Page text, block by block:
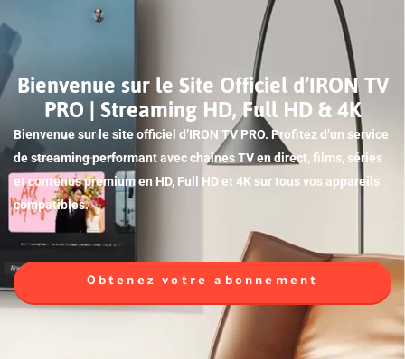
Bienvenue sur le Site Officiel d’IRON TV
PRO | Streaming HD, Full HD & 4K
Bienvenue sur le site officiel d’IRON TV PRO. Profitez d’un service
de streaming performant avec chaînes TV en direct, films, séries
et contenus premium en HD, Full HD et 4K sur tous vos appareils
compatibles.
Obtenez votre abonnement